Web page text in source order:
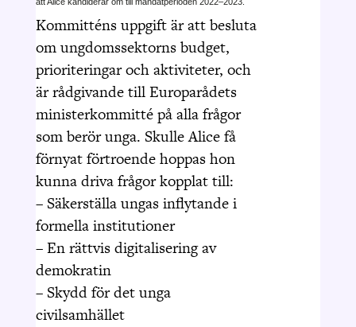
Kommitténs uppgift är att besluta
om ungdomssektorns budget,
prioriteringar och aktiviteter, och
är rådgivande till Europarådets
ministerkommitté på alla frågor
som berör unga. Skulle Alice få
förnyat förtroende hoppas hon
kunna driva frågor kopplat till:
– Säkerställa ungas inflytande i
formella institutioner
– En rättvis digitalisering av
demokratin
– Skydd för det unga
civilsamhället